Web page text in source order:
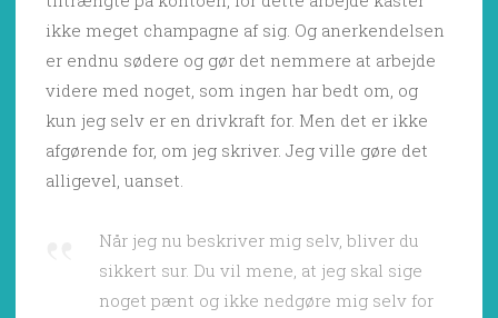
ikke meget champagne af sig. Og anerkendelsen
er endnu sødere og gør det nemmere at arbejde
videre med noget, som ingen har bedt om, og
kun jeg selv er en drivkraft for. Men det er ikke
afgørende for, om jeg skriver. Jeg ville gøre det
alligevel, uanset.
Når jeg nu beskriver mig selv, bliver du
sikkert sur. Du vil mene, at jeg skal sige
noget pænt og ikke nedgøre mig selv for